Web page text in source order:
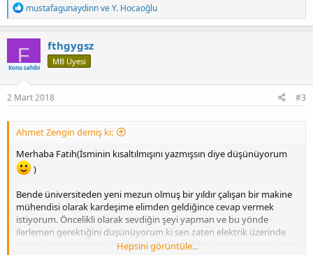
T
e
p
k
i
l
e
r
:
mustafagunaydinnveY. Hocaoğlu
Konu sahibi
F fthgygsz
MB Üyesi
2 Mart 2018 #3
Ahmet Zengin demiş ki:
Merhaba Fatih(İsminin kısaltılmışını yazmışsın diye düşünüyorum
)
Bende üniversiteden yeni mezun olmuş bir yıldır çalışan bir makine
mühendisi olarak kardeşime elimden geldiğince cevap vermek
istiyorum. Öncelikli olarak sevdiğin şeyi yapman ve bu yönde
ilerlemen gerektiğini düşünüyorum ki sen zaten elektrik üzerinde
sahada çalışma isteği olan birisin. Yani istediğin ve yapacağın kulvarı
Hepsini görüntüle...